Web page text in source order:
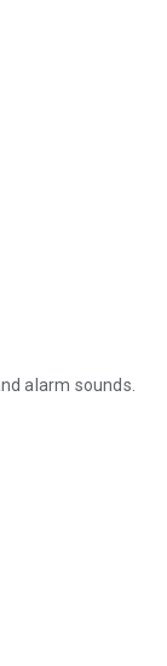
alarm sounds.